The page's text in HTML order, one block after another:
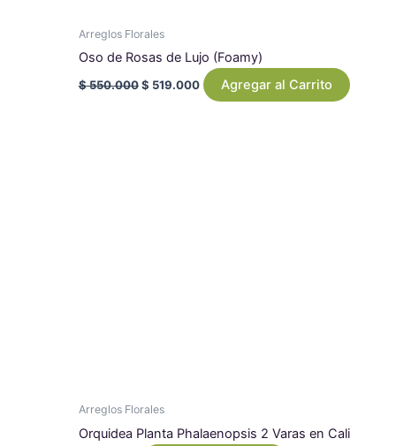
Arreglos Florales
Oso de Rosas de Lujo (Foamy)
$550.000 $ 519.000 Agregar al Carrito
Arreglos Florales
Orquidea Planta Phalaenopsis 2 Varas en Cali